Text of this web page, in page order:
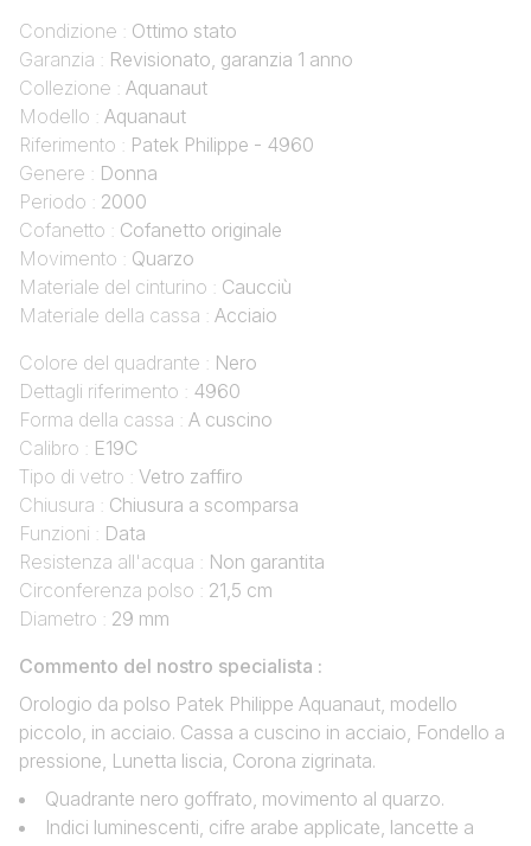
Condizione : Ottimo stato
Garanzia : Revisionato, garanzia 1 anno
Collezione : Aquanaut
Modello : Aquanaut
Riferimento : Patek Philippe - 4960
Genere : Donna
Periodo : 2000
Cofanetto : Cofanetto originale
Movimento : Quarzo
Materiale del cinturino : Caucciù
Materiale della cassa : Acciaio
Colore del quadrante : Nero
Dettagli riferimento : 4960
Forma della cassa : A cuscino
Calibro : E19C
Tipo di vetro : Vetro zaffiro
Chiusura : Chiusura a scomparsa
Funzioni : Data
Resistenza all'acqua : Non garantita
Circonferenza polso : 21,5 cm
Diametro : 29 mm
Commento del nostro specialista :
Orologio da polso Patek Philippe Aquanaut, modello
piccolo, in acciaio. Cassa a cuscino in acciaio, Fondello a
pressione, Lunetta liscia, Corona zigrinata.
Quadrante nero goffrato, movimento al quarzo.
Indici luminescenti, cifre arabe applicate, lancette a